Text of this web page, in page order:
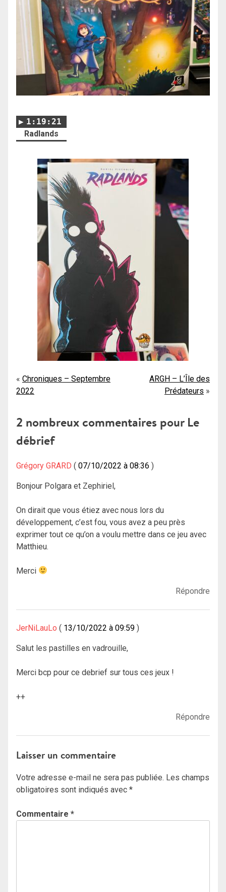
1:19:21
Radlands
Navigation
de
l’article
Chroniques – Septembre
2022
ARGH – L’Île des
Prédateurs
2 nombreux commentaires pour Le
débrief
Grégory GRARD 07/10/2022 à 08:36
Bonjour Polgara et Zephiriel,
On dirait que vous étiez avec nous lors du
développement, c’est fou, vous avez a peu près
exprimer tout ce qu’on a voulu mettre dans ce jeu avec
Matthieu.
Merci
Répondre
JerNiLauLo 13/10/2022 à 09:59
Salut les pastilles en vadrouille,
Merci bcp pour ce debrief sur tous ces jeux !
++
Répondre
Laisser un commentaire
Votre adresse e-mail ne sera pas publiée. Les champs
obligatoires sont indiqués avec *
Commentaire *